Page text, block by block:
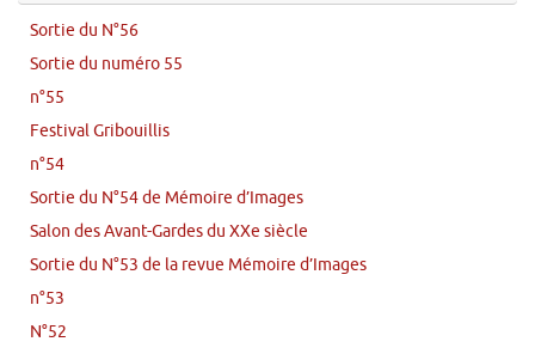
Sortie du N°56
Sortie du numéro 55
n°55
Festival Gribouillis
n°54
Sortie du N°54 de Mémoire d’Images
Salon des Avant-Gardes du XXe siècle
Sortie du N°53 de la revue Mémoire d’Images
n°53
N°52